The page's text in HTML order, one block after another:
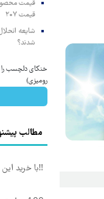
قیمت ۲۰۷
شایعه
شدند؟
خنکای دلچسب را
رومیزی)
مطالب
‼️با خرید